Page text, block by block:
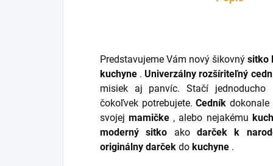
Predstavujeme Vám nový šikovnýsitko
kuchyne . Univerzálny rozšíriteľný
misiek aj panvíc. Stačí jednoducho
čokoľvek potrebujete.Cedník dokonale
svojejmamičke , alebo nejakému
moderný sitko akodarček k
originálny darček do kuchyne .